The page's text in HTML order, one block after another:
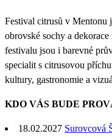
Festival citrusů v Mentonu
obrovské sochy a
festivalu jsou i barevné
specialit s citrusovou
kultury, gastronomie a
KDO VÁS BUDE
18.02.2027 Surovcová